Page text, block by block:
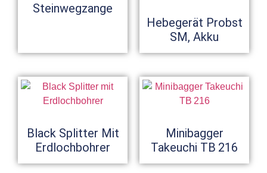
Steinwegzange
Hebegerät Probst
SM, Akku
Black Splitter Mit
Erdlochbohrer
Minibagger
Takeuchi TB 216